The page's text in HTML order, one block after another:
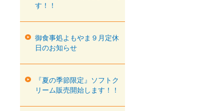
す！！
御食事処よもやま９月定休
日のお知らせ
『夏の季節限定』ソフトク
リーム販売開始します！！